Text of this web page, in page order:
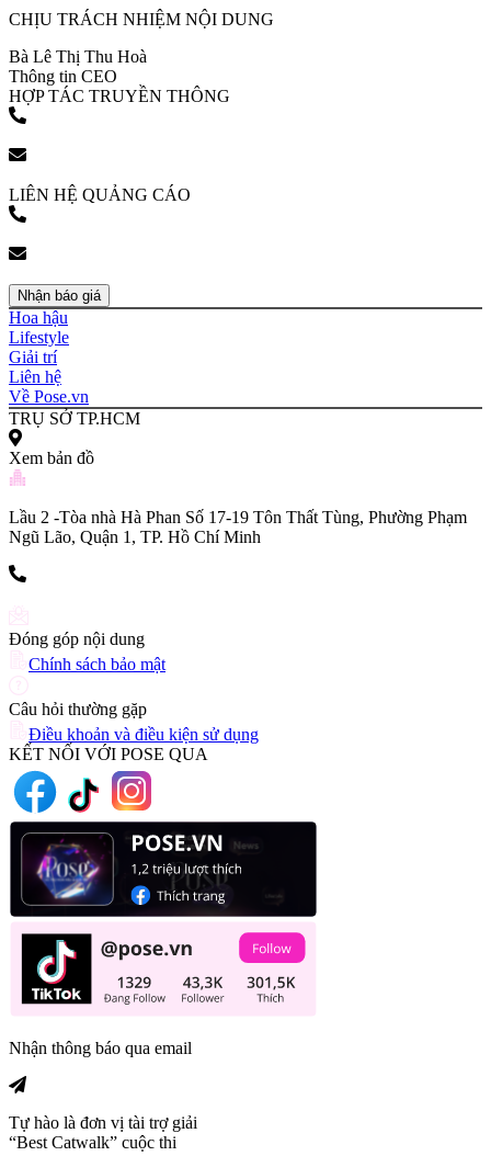
CHỊU TRÁCH NHIỆM NỘI DUNG
Bà Lê Thị Thu Hoà
Thông tin CEO
HỢP TÁC TRUYỀN THÔNG
LIÊN HỆ QUẢNG CÁO
Nhận báo giá
Hoa hậu
Lifestyle
Giải trí
Liên hệ
Về Pose.vn
TRỤ SỞ TP.HCM
Xem bản đồ
Lầu 2 -Tòa nhà Hà Phan Số 17-19 Tôn Thất Tùng, Phường Phạm
Ngũ Lão, Quận 1, TP. Hồ Chí Minh
Đóng góp nội dung
Chính sách bảo mật
Câu hỏi thường gặp
Điều khoản và điều kiện sử dụng
KẾT NỐI VỚI POSE QUA
Nhận thông báo qua email
Tự hào là đơn vị tài trợ giải
“Best Catwalk” cuộc thi